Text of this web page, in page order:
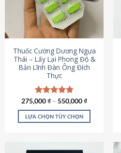
tùy
chọn
có
thể
chọn
trên
trang
sản
phẩm
Thuốc Cường Dương Ngựa
Thái – Lấy Lại Phong Độ &
Bản Lĩnh Đàn Ông Đích
Thực
Được xếp
hạng4.87
5 sao
275,000₫ – 550,000₫
LỰA CHỌN TÙY CHỌN